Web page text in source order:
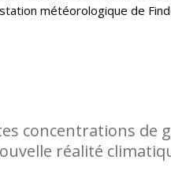
météorologique de
concentrations de
réalité